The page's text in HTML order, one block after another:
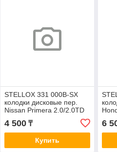
STELLOX 331 000B-SX
колодки дисковые пер.
Nissan Primera 2.0/2.0TD
1.5/1.8/2.2TDi 00> D1180
4 500₸
Купить
6